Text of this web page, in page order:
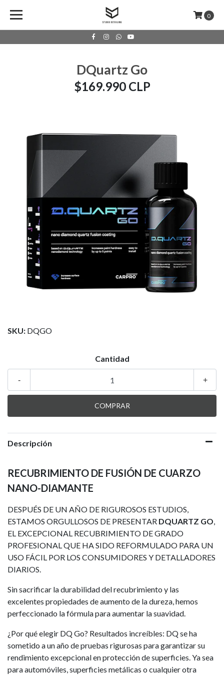
0
DQuartz Go
$169.990 CLP
SKU: DQGO
Cantidad
+
-
Descripción
RECUBRIMIENTO DE FUSIÓN DE CUARZO
NANO-DIAMANTE
DESPUÉS DE UN AÑO DE RIGUROSOS ESTUDIOS,
ESTAMOS ORGULLOSOS DE PRESENTAR DQUARTZ GO,
EL EXCEPCIONAL RECUBRIMIENTO DE GRADO
PROFESIONAL QUE HA SIDO REFORMULADO PARA UN
USO FÁCIL POR LOS CONSUMIDORES Y DETALLADORES
DIARIOS.
Sin sacrificar la durabilidad del recubrimiento y las
excelentes propiedades de aumento de la dureza, hemos
perfeccionado la fórmula para aumentar la suavidad.
¿Por qué elegir DQ Go? Resultados increíbles: DQ se ha
sometido a un año de pruebas rigurosas para garantizar su
rendimiento excepcional en protección de superficies. Ya sea
para automóviles, superficies metálicas o cualquier otra